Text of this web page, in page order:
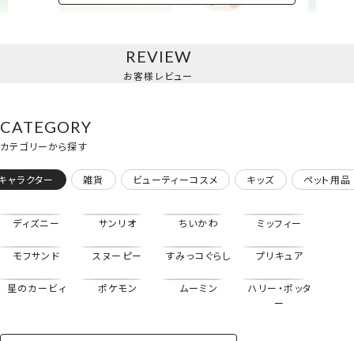
＜緑谷出久・爆豪勝己・轟焦凍＞
REVIEW
お客様レビュー
CATEGORY
カテゴリーから探す
ャラクター 雑貨 ビューティーコスメ キッズ ペット用品
ディズニー サンリオ ちいかわ ミッフィー
モフサンド スヌーピー すみっコぐらし プリキュア
星のカービィ ポケモン ムーミン
ハリー・ポッタ
ー